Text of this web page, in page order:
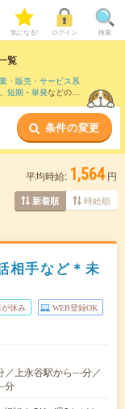
気になる! ログイン 検索
覧
・販売・サービス系
短期 ・ 単発などの期
条件の変更
平均時給: 1,564 円
新着順 時給順
相手など＊未
が休み WEB登録OK
／上永谷駅から---分／
分